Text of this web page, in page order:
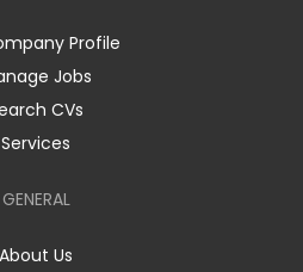
Profile
Jobs
CVs
Services
GENERAL
About Us